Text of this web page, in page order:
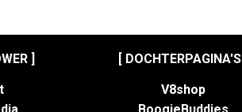
] [ DOCHTERPAGINA'S ]
V8shop